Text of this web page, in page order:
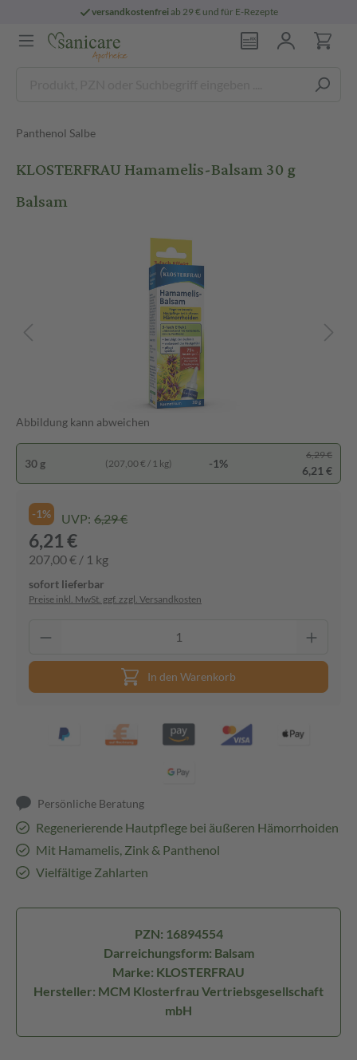
versandkostenfreiab 29 € und für E-Rezepte
Panthenol Salbe
KLOSTERFRAU Hamamelis-Balsam 30 g
Balsam
Abbildung kann abweichen
30 g (207,00 € / 1 kg) -1%
6,29 €
6,21 €
-1% UVP: 6,29 €
6,21 €
207,00 € / 1 kg
sofort lieferbar
Preise inkl. MwSt. ggf. zzgl. Versandkosten
In den Warenkorb
Persönliche Beratung
Regenerierende Hautpflege bei äußeren Hämorrhoiden
Mit Hamamelis, Zink & Panthenol
Vielfältige Zahlarten
PZN: 16894554
Darreichungsform: Balsam
Marke: KLOSTERFRAU
Hersteller: MCM Klosterfrau Vertriebsgesellschaft
mbH